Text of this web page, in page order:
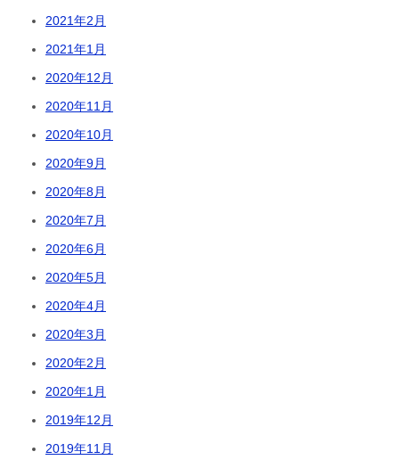
2021年2月
2021年1月
2020年12月
2020年11月
2020年10月
2020年9月
2020年8月
2020年7月
2020年6月
2020年5月
2020年4月
2020年3月
2020年2月
2020年1月
2019年12月
2019年11月